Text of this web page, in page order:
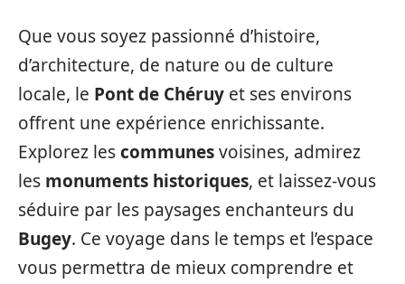
Que vous soyez passionné d’histoire,
d’architecture, de nature ou de culture
locale, le Pont de Chéruy et ses environs
offrent une expérience enrichissante.
Explorez lescommunesvoisines, admirez
les monuments historiques, et laissez-vous
séduire par les paysages enchanteurs du
Bugey. Ce voyage dans le temps et l’espace
vous permettra de mieux comprendre et